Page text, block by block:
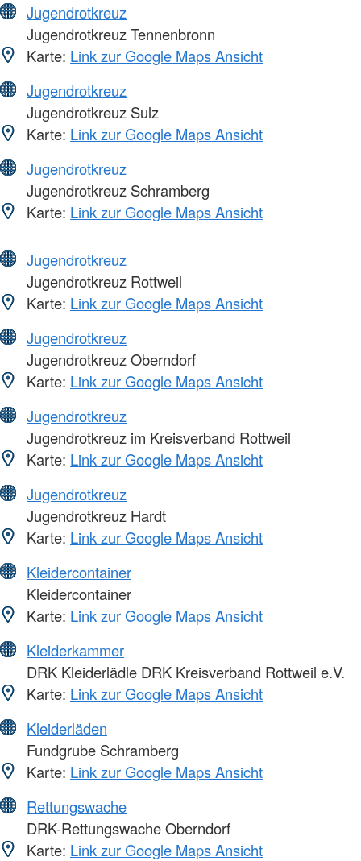
Jugendrotkreuz
Jugendrotkreuz Tennenbronn
Karte: Link zur Google Maps Ansicht
Jugendrotkreuz
Jugendrotkreuz Sulz
Karte: Link zur Google Maps Ansicht
Jugendrotkreuz
Jugendrotkreuz Schramberg
Karte: Link zur Google Maps Ansicht
Jugendrotkreuz
Jugendrotkreuz Rottweil
Karte: Link zur Google Maps Ansicht
Jugendrotkreuz
Jugendrotkreuz Oberndorf
Karte: Link zur Google Maps Ansicht
Jugendrotkreuz
Jugendrotkreuz im Kreisverband Rottweil
Karte: Link zur Google Maps Ansicht
Jugendrotkreuz
Jugendrotkreuz Hardt
Karte: Link zur Google Maps Ansicht
Kleidercontainer
Kleidercontainer
Karte: Link zur Google Maps Ansicht
Kleiderkammer
DRK Kleiderlädle DRK Kreisverband Rottweil e.V.
Karte: Link zur Google Maps Ansicht
Kleiderläden
Fundgrube Schramberg
Karte: Link zur Google Maps Ansicht
Rettungswache
DRK-Rettungswache Oberndorf
Karte: Link zur Google Maps Ansicht